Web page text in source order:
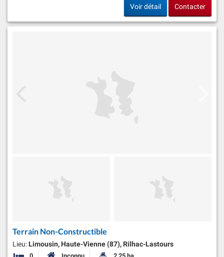
Voir détail Contacter
Terrain Non-Constructible
Lieu: Limousin, Haute-Vienne (87), Rilhac-Lastours